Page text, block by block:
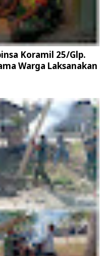
Koramil 25/Glp.
Warga Laksanakan